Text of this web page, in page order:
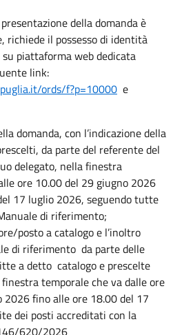
della domanda è
richiede il possesso di identità
piattaforma web dedicata
link:
ords/f?p=10000 e
domanda, con l’indicazione della
da parte del referente del
delegato, nella finestra
ore 10.00 del 29 giugno 2026
17 luglio 2026, seguendo tutte
di riferimento;
posto a catalogo e l’inoltro
di riferimento da parte delle
a detto catalogo e prescelte
temporale che va dalle ore
2026 fino alle ore 18.00 del 17
dei posti accreditati con la
620/2026